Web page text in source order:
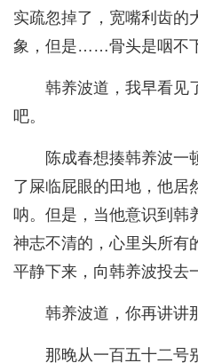
实疏忽掉了，宽嘴利齿的
象，但是……骨头是咽不
韩养波道，我早看见
吧。
陈成春想揍韩养波一
了屎临屁眼的田地，他居
呐。但是，当他意识到韩
神志不清的，心里头所有
平静下来，向韩养波投去
韩养波道，你再讲讲
那晚从一百五十二号